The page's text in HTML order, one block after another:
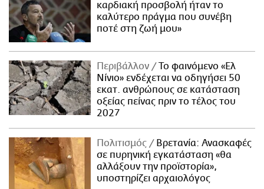
καρδιακή προσβολή ήταν το
καλύτερο πράγμα που συνέβη
ποτέ στη ζωή μου»
Περιβάλλον
Το φαινόμενο «Ελ
Νίνιο» ενδέχεται να οδηγήσει 50
εκατ. ανθρώπους σε κατάσταση
οξείας πείνας πριν το τέλος του
2027
Πολιτισμός
Βρετανία: Ανασκαφές
σε πυρηνική εγκατάσταση «θα
αλλάξουν την προϊστορία»,
υποστηρίζει αρχαιολόγος